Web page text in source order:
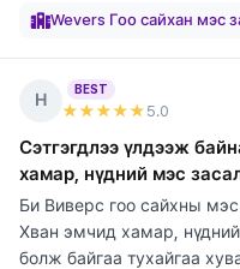
Wevers Гоо сайхан мэс
Н
BEST
★★★★★ 5.0
Сэтгэгдлээ үлдээж
хамар, нүдний мэс
Би Виверс гоо сайхны
Хван эмчид хамар,
болж байгаа тухайгаа